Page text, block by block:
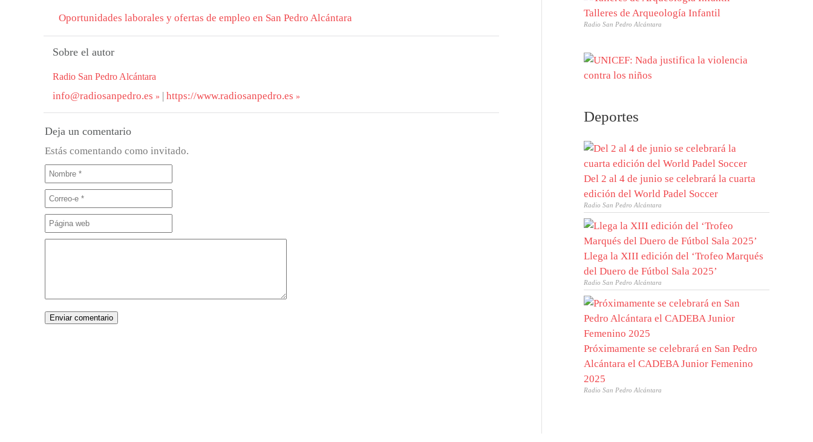
Oportunidades laborales y ofertas de empleo en San Pedro Alcántara
Sobre el autor
Radio San Pedro Alcántara
info@radiosanpedro.es | https://www.radiosanpedro.es
Deja un comentario
Estás comentando como invitado.
Talleres de Arqueología Infantil
Radio San Pedro Alcántara
Deportes
Del 2 al 4 de junio se celebrará la cuarta
edición del World Padel Soccer
Radio San Pedro Alcántara
Llega la XIII edición del ‘Trofeo Marqués
del Duero de Fútbol Sala 2025’
Radio San Pedro Alcántara
Próximamente se celebrará en San Pedro
Alcántara el CADEBA Junior Femenino
2025
Radio San Pedro Alcántara